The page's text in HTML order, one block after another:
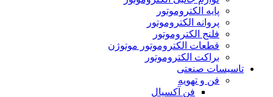
پایه الکتروموتور
پروانه الکتروموتور
فلنج الکتروموتور
قطعات الکتروموتور موتوژن
براکت الکتروموتور
تاسیسات صنعتی
فن و تهویه
فن آکسیال